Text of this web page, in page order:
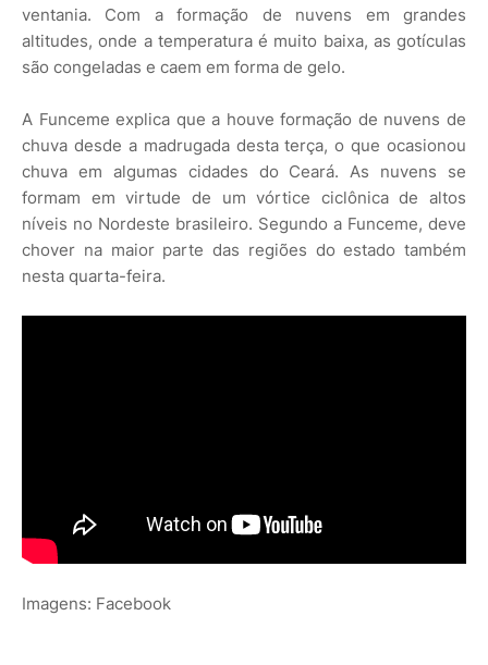
ventania. Com a formação de nuvens em grandes
altitudes, onde a temperatura é muito baixa, as gotículas
são congeladas e caem em forma de gelo.
A Funceme explica que a houve formação de nuvens de
chuva desde a madrugada desta terça, o que ocasionou
chuva em algumas cidades do Ceará. As nuvens se
formam em virtude de um vórtice ciclônica de altos
níveis no Nordeste brasileiro. Segundo a Funceme, deve
chover na maior parte das regiões do estado também
nesta quarta-feira.
Imagens: Facebook